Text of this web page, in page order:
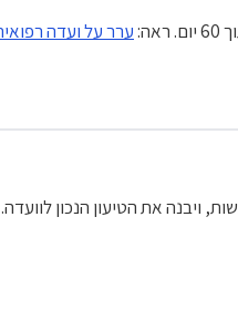
ערר על ועדה
ויבנה את הטיעון הנכון